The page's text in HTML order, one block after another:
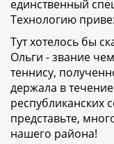
единственный
Технологию
Тут хотелось бы
Ольги - звание
теннису,
держала в
республиканских
представьте,
нашего района!